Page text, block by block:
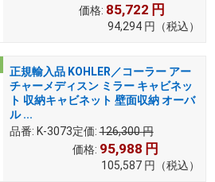
価格: 85,722 円
94,294 円 （税込）
正規輸入品 KOHLER／コーラー アー
チャーメディスン ミラー キャビネッ
ト 収納キャビネット 壁面収納 オーバ
ル ...
品番: K-3073定価: 126,300円
価格: 95,988 円
105,587 円 （税込）